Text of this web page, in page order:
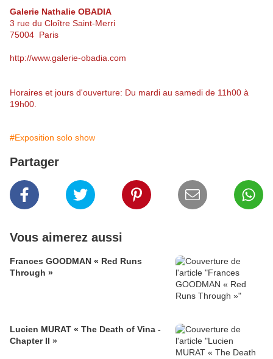
Galerie Nathalie OBADIA
3 rue du Cloître Saint-Merri
75004 Paris
http://www.galerie-obadia.com
Horaires et jours d'ouverture: Du mardi au samedi de 11h00 à
19h00.
#Exposition solo show
Partager
Vous aimerez aussi
Frances GOODMAN « Red Runs
Through »
Lucien MURAT « The Death of Vina -
Chapter II »